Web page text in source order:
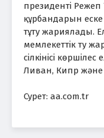
президенті
құрбандарын еске
тұту жариялады.
мемлекеттік ту
сілкінісі
Ливан, Кипр және
Сурет: aa.com.tr